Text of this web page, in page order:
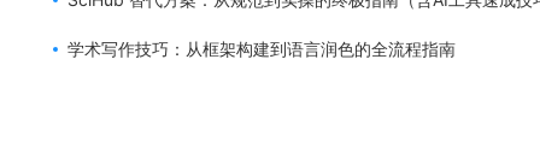
学术写作技巧：从框架构建到语言润色的全流程指南